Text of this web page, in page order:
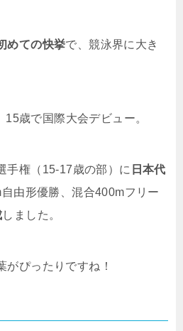
めての快挙で、競泳界に大き
歳で国際大会デビュー。
手権（15-17歳の部）に 日本代
由形優勝、混合400mフリー
しました。
がぴったりですね！